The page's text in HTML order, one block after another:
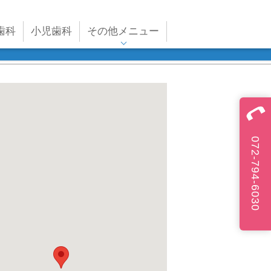
072-794-6030
科 小児歯科 その他メニュー